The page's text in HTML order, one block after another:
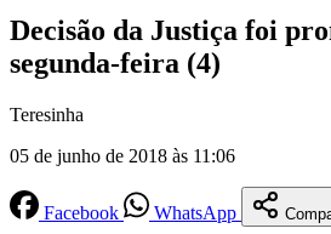
Decisão da Justiça foi
segunda-feira (4)
Teresinha
05 de junho de 2018 às 11:06
Facebook WhatsApp